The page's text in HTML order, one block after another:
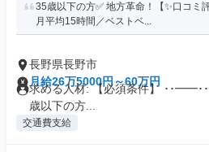
35歳以下の方✅ 地方革命！【✨口コミ
月平均15時間／ベストベ...
長野県長野市
月給26万5000円～60万円
求める人材: 【必須条件】 ･･
歳以下の方...
交通費支給